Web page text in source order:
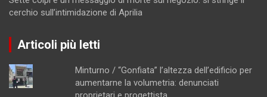
cerchio sull’intimidazione di Aprilia
Articoli più letti
Minturno / “Gonfiata” l’altezza dell’edificio per
aumentarne la volumetria: denunciati